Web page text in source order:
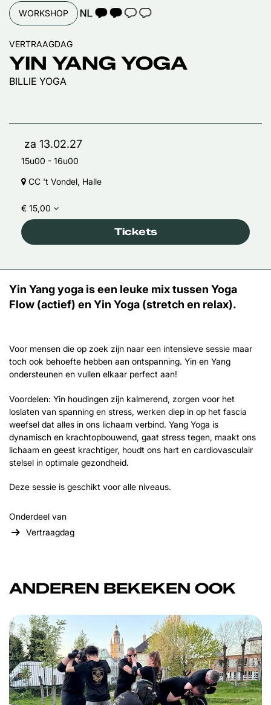
WORKSHOP TAALICOON 2
YIN YANG YOGA
BILLIE YOGA
VERTRAAGDAG
za 13.02.27
15u00 - 16u00
CC 't Vondel, Halle
€ 15,00
Tickets
Yin Yang yoga is een leuke mix tussen Yoga
Flow (actief) en Yin Yoga (stretch en relax).
Voor mensen die op zoek zijn naar een intensieve sessie maar
toch ook behoefte hebben aan ontspanning. Yin en Yang
ondersteunen en vullen elkaar perfect aan!
Voordelen: Yin houdingen zijn kalmerend, zorgen voor het
loslaten van spanning en stress, werken diep in op het fascia
weefsel dat alles in ons lichaam verbind. Yang Yoga is
dynamisch en krachtopbouwend, gaat stress tegen, maakt ons
lichaam en geest krachtiger, houdt ons hart en cardiovasculair
stelsel in optimale gezondheid.
Deze sessie is geschikt voor alle niveaus.
Onderdeel van
Vertraagdag
ANDEREN BEKEKEN OOK
Overslaan